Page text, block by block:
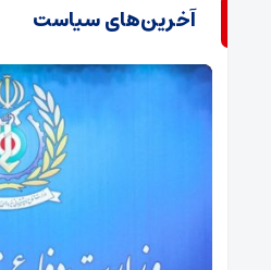
آخرین‌های سیاست